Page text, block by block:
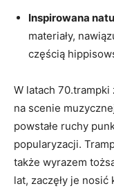
Inspirowana
materiały,
częścią
W latach 70.trampki
na scenie
powstałe ⁤ruchy
⁤popularyzacji.
także wyrazem
lat, zaczęły ⁢je